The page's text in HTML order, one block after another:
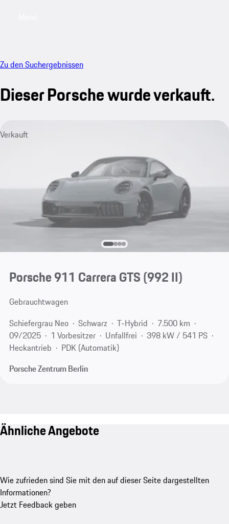
Zu den Suchergebnissen
Dieser Porsche wurde verkauft.
Verkauft
Porsche 911 Carrera GTS(992 II)
Gebrauchtwagen
Schiefergrau Neo
Schwarz T-Hybrid
7.500 km
09/2025
1 Vorbesitzer Unfallfrei
398 kW / 541 PS
Heckantrieb
PDK (Automatik)
Porsche Zentrum Berlin
Ähnliche Angebote
Wie zufrieden sind Sie mit den auf dieser Seite dargestellten
Informationen?
Jetzt Feedback geben